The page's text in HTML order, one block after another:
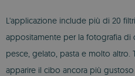
L'applicazione include più di 20
appositamente per la fotografia di
pesce, gelato, pasta e molto altro.
apparire il cibo ancora più